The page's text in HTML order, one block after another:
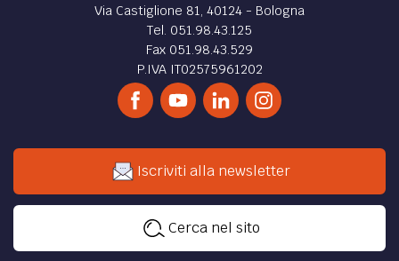
Via Castiglione 81, 40124 - Bologna
Tel. 051.98.43.125
Fax 051.98.43.529
P.IVA IT02575961202
Iscriviti alla newsletter
Cerca nel sito